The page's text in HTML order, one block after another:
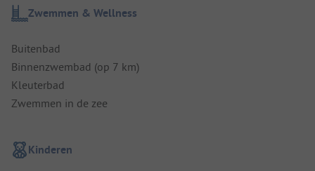
Zwemmen & Wellness
Buitenbad
Binnenzwembad (op 7 km)
Kleuterbad
Zwemmen in de zee
Kinderen